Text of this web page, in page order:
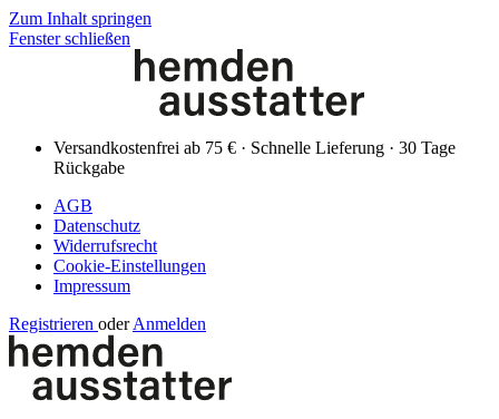
Zum Inhalt springen
Fenster schließen
Versandkostenfrei ab 75 € · Schnelle Lieferung · 30 Tage
Rückgabe
AGB
Datenschutz
Widerrufsrecht
Cookie-Einstellungen
Impressum
Registrieren oder Anmelden